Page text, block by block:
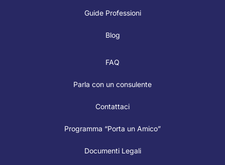
Guide Professioni
Blog
FAQ
Parla con un consulente
Contattaci
Programma “Porta un Amico”
Documenti Legali